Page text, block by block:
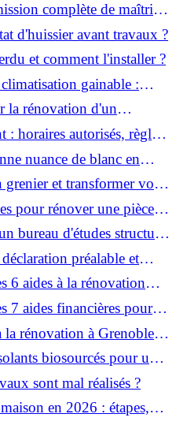
complète de maîtrise
projets?
d'huissier avant travaux ?
et comment l'installer ?
gainable :
la rénovation d'un
: horaires autorisés, règles
nuance de blanc en
?
et transformer vos
?
pour rénover une pièce
bureau d'études structure
vos rénovations ?
préalable et
vos travaux ?
6 aides à la rénovation
7 aides financières pour la
Voiron ?
la rénovation à Grenoble et
CEE, aides locales
biosourcés pour une
sont mal réalisés ?
en 2026 : étapes,